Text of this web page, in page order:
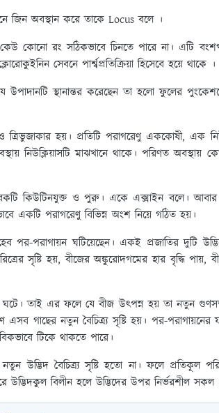
জিন অবস্থান করে তাকে Locus বলে ।
কোনো রং সঠিকভাবে চিনতে পারে না। এটি
সেবনে পার্শ্বপ্রতিক্রিয়া হিসেবে হয়ে থাকে ।
স্থানান্তর করেছেন তা হলো ফুলের
ত্রিভুজাকার হয়। প্রতিটি পরাগরেণু এককোষী, এক
নিউক্লিয়াসটি মাঝখানে থাকে। পরিণত অবস্থায়
কিউটিনযুক্ত ও পুরু। একে এক্সাইন বলে।
একটি পরাগরেণু বিভিন্ন অংশ নিয়ে গঠিত হয়।
পর-পরাগায়ন ঘটিয়েছেন। একই প্রজাতির দুটি
সৃষ্টি হয়, বীজের অঙ্কুরোদগমের হার বৃদ্ধি পায়,
ঘটে। তাই এর ফলে যে বীজ উৎপন্ন হয় তা নতুন
গাছের নতুন বৈচিত্র্য সৃষ্টি হয়। পর-পরাগায়নের
টিকে থাকতে পারে।
উদ্ভিদ বৈচিত্র্য সৃষ্টি হতো না। ফলে প্রতিকূল
উদ্ভিদকুল বিলীন হলে উদ্ভিদের উপর নির্ভরশীল